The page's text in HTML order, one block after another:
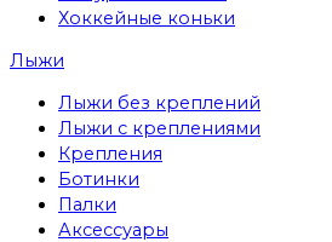
Хоккейные коньки
Лыжи
Лыжи без креплений
Лыжи с креплениями
Крепления
Ботинки
Палки
Аксессуары